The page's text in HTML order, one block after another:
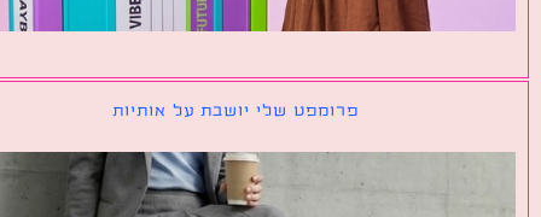
פרומפט שלי יושבת על אותיות